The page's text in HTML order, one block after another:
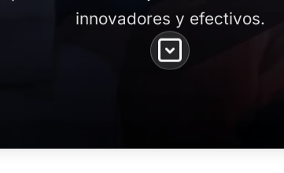
innovadores y efectivos.